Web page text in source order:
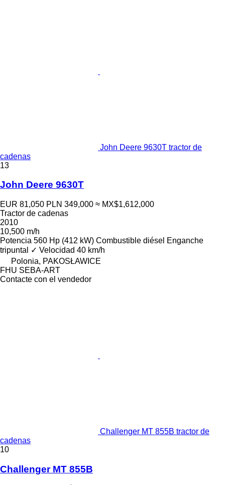
John Deere 9630T tractor de
cadenas
13
John Deere 9630T
EUR 81,050 PLN 349,000 ≈ MX$1,612,000
Tractor de cadenas
2010
10,500 m/h
Potencia 560 Hp (412 kW) Combustible diésel Enganche
tripuntal
✓ Velocidad 40 km/h
Polonia, PAKOSŁAWICE
FHU SEBA-ART
Contacte con el vendedor
Challenger MT 855B tractor de
cadenas
10
Challenger MT 855B